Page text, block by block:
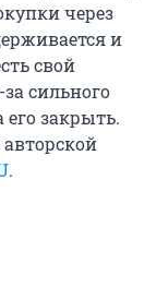
через
и
свой
сильного
закрыть.
.